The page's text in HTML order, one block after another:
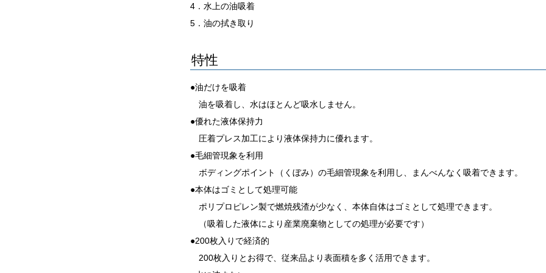
4．水上の油吸着
5．油の拭き取り
特性
●油だけを吸着
油を吸着し、水はほとんど吸水しません。
●優れた液体保持力
圧着プレス加工により液体保持力に優れます。
●毛細管現象を利用
ボディングポイント（くぼみ）の毛細管現象を利用し、まんべんなく吸着できます。
●本体はゴミとして処理可能
ポリプロピレン製で燃焼残渣が少なく、本体自体はゴミとして処理できます。
（吸着した液体により産業廃棄物としての処理が必要です）
●200枚入りで経済的
200枚入りとお得で、従来品より表面積を多く活用できます。